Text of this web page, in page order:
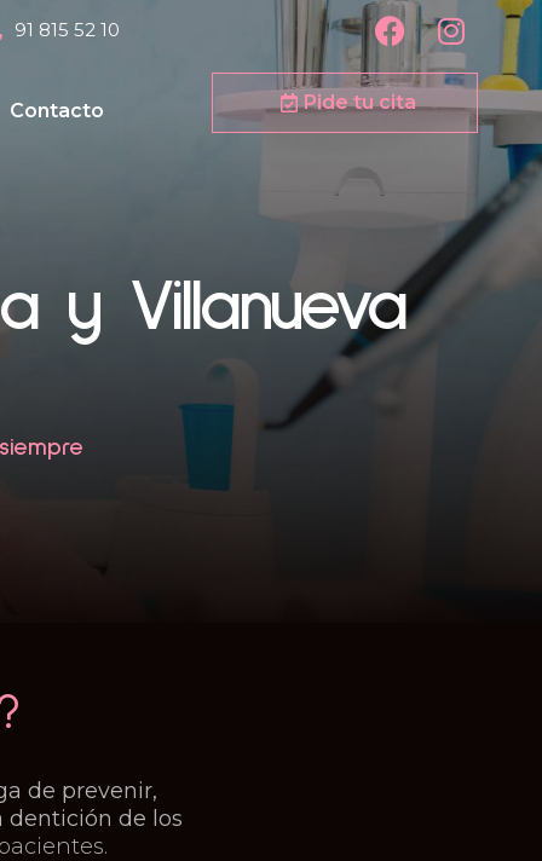
91 815 52 10
Contacto Pide tu cita
y Villanueva
de prevenir,
dentición de los